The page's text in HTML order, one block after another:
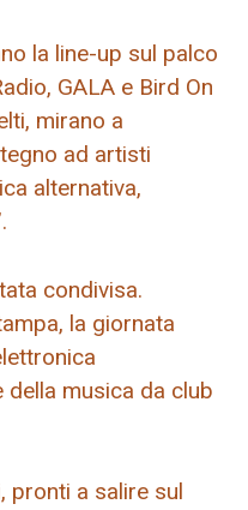
la line-up sul palco
GALA e Bird On
mirano a
ad artisti
alternativa,
condivisa.
la giornata
della musica da club
pronti a salire sul